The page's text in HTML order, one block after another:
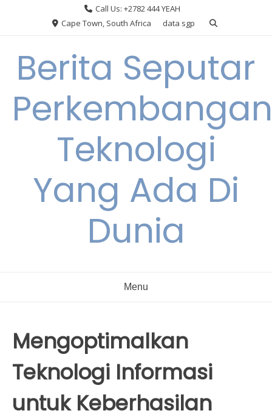
Call Us: +2782 444 YEAH
Cape Town, South Africa
data sgp
Berita Seputar
Perkembangan
Teknologi
Yang Ada Di
Dunia
Menu
Mengoptimalkan
Teknologi Informasi
untuk Keberhasilan